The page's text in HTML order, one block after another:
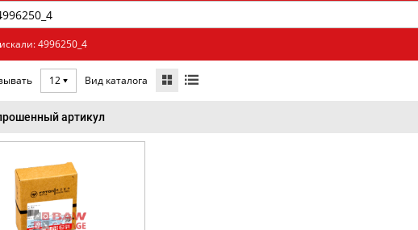
4996250_4
12 Вид каталога
артикул